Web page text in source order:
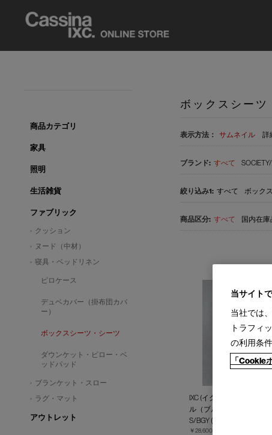
ボックスシーツ
表示方法： サムネイル 詳
すべて
すべて ボック
すべて 国内在庫
IXC (イクスシー) - ボック
ル（ブルーグレー）
S/BGY (Ver.2017)
￥28,600
商品カテゴリ
家具
照明
生活雑貨
ファブリック
クッション
ヌード（中材）
寝具・ベッドリネン
ピロケース
デュベカバー（掛布団カバ
ー）
ボックスシーツ・シーツ
ダウンケット・ピロー・ベ
ッドパッド
ブランケット・スロー
ラグ・マット
アウトレット
当サイト
当社では
トラフィ
の利用条
「Cookie